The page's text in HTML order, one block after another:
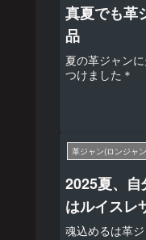
真夏でも革
品
夏の革ジャン
つけました＊
革ジャン(ロンジャ
2025夏、
はルイスレ
魂込めるは革